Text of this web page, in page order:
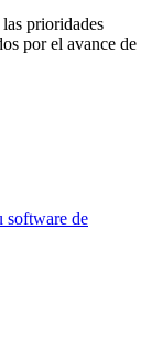
prioridades
por el avance de